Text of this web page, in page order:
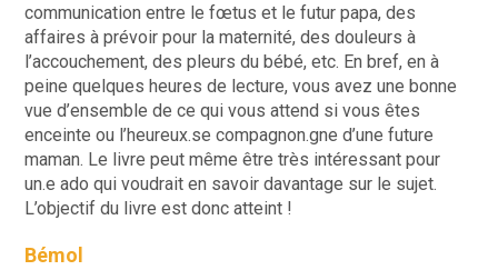
communication entre le fœtus et le futur papa, des
affaires à prévoir pour la maternité, des douleurs à
l’accouchement, des pleurs du bébé, etc. En bref, en à
peine quelques heures de lecture, vous avez une bonne
vue d’ensemble de ce qui vous attend si vous êtes
enceinte ou l’heureux.se compagnon.gne d’une future
maman. Le livre peut même être très intéressant pour
un.e ado qui voudrait en savoir davantage sur le sujet.
L’objectif du livre est donc atteint !
Bémol